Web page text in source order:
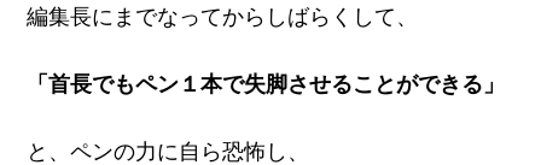
編集長にまでなってからしばらくして、
「首長でもペン１本で失脚させることができる」
と、ペンの力に自ら恐怖し、